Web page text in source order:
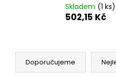
Skladem (1 ks)
502,15 Kč
Ř
Doporučujeme
HONDANC750